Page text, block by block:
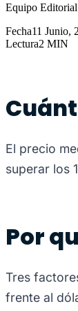
Equipo
Fecha11 Junio,
Lectura2 MIN
El precio
superar los
Por
Tres
frente al